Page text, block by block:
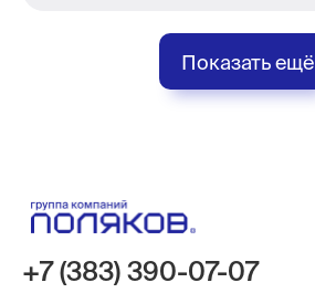
Показать ещё
+7 (383) 390-07-07